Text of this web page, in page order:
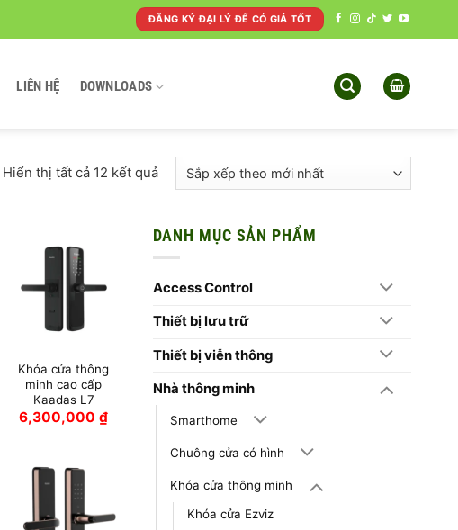
ĐĂNG KÝ ĐẠI LÝ ĐỂ CÓ GIÁ TỐT
LIÊN HỆ DOWNLOADS
Hiển thị tất cả 12 kết quảĐã
sắp
theo
mới
Khóa cửa thông
minh cao cấp
Kaadas L7
6,300,000₫
DANH MỤC SẢN PHẨM
Access Control
Thiết bị lưu trữ
Thiết bị viễn thông
Nhà thông minh
Smarthome
Chuông cửa có hình
Khóa cửa thông minh
Khóa cửa Ezviz